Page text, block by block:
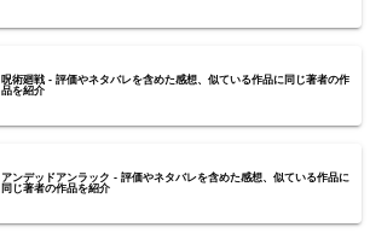
呪術廻戦 - 評価やネタバレを含めた感想、似ている作品に同じ著者の作
品を紹介
アンデッドアンラック - 評価やネタバレを含めた感想、似ている作品に
同じ著者の作品を紹介